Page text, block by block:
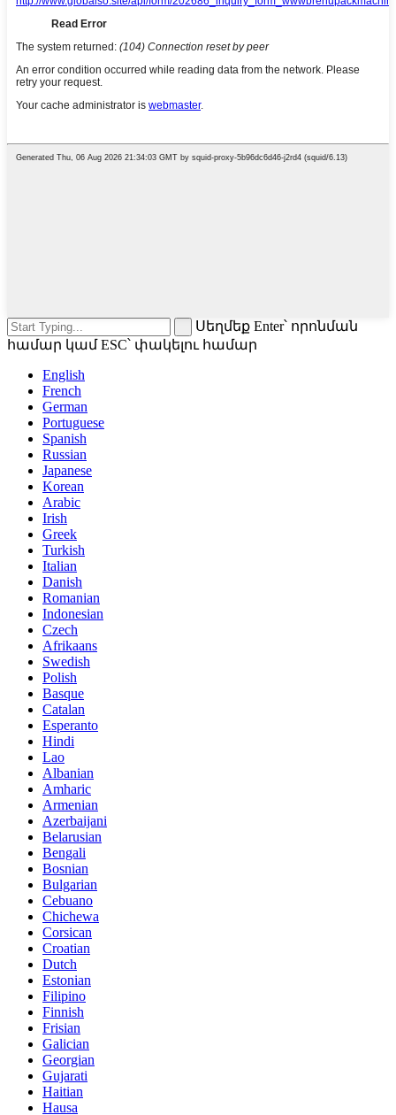
Սեղմեք Enter՝ որոնման
համար կամ ESC՝ փակելու համար
English
French
German
Portuguese
Spanish
Russian
Japanese
Korean
Arabic
Irish
Greek
Turkish
Italian
Danish
Romanian
Indonesian
Czech
Afrikaans
Swedish
Polish
Basque
Catalan
Esperanto
Hindi
Lao
Albanian
Amharic
Armenian
Azerbaijani
Belarusian
Bengali
Bosnian
Bulgarian
Cebuano
Chichewa
Corsican
Croatian
Dutch
Estonian
Filipino
Finnish
Frisian
Galician
Georgian
Gujarati
Haitian
Hausa